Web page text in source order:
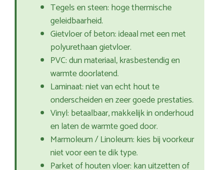
Tegels en steen: hoge thermische
geleidbaarheid.
Gietvloer of beton: ideaal met een met
polyurethaan gietvloer.
PVC: dun materiaal, krasbestendig en
warmte doorlatend.
Laminaat: niet van echt hout te
onderscheiden en zeer goede prestaties.
Vinyl: betaalbaar, makkelijk in onderhoud
en laten de warmte goed door.
Marmoleum / Linoleum: kies bij voorkeur
niet voor een te dik type.
Parket of houten vloer: kan uitzetten of